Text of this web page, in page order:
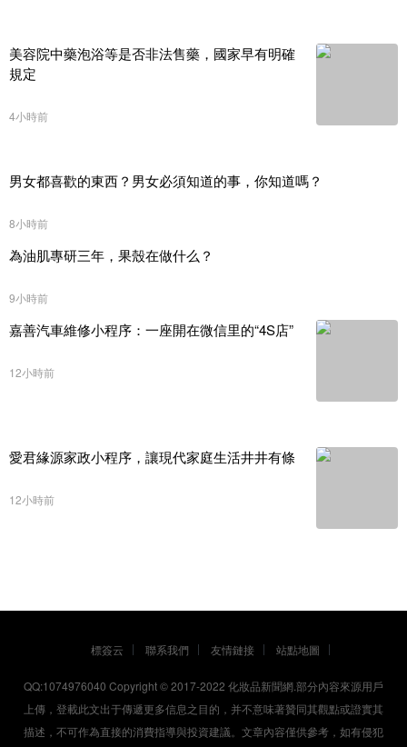
美容院中藥泡浴等是否非法售藥，國家早有明確
規定
4小時前
男女都喜歡的東西？男女必須知道的事，你知道嗎？
8小時前
為油肌專研三年，果殼在做什么？
9小時前
嘉善汽車維修小程序：一座開在微信里的“4S店”
12小時前
愛君緣源家政小程序，讓現代家庭生活井井有條
12小時前
標簽云 聯系我們 友情鏈接 站點地圖
QQ:1074976040 Copyright © 2017-2022 化妝品新聞網.部分內容來源用戶
上傳，登載此文出于傳遞更多信息之目的，并不意味著贊同其觀點或證實其
描述，不可作為直接的消費指導與投資建議。文章內容僅供參考，如有侵犯